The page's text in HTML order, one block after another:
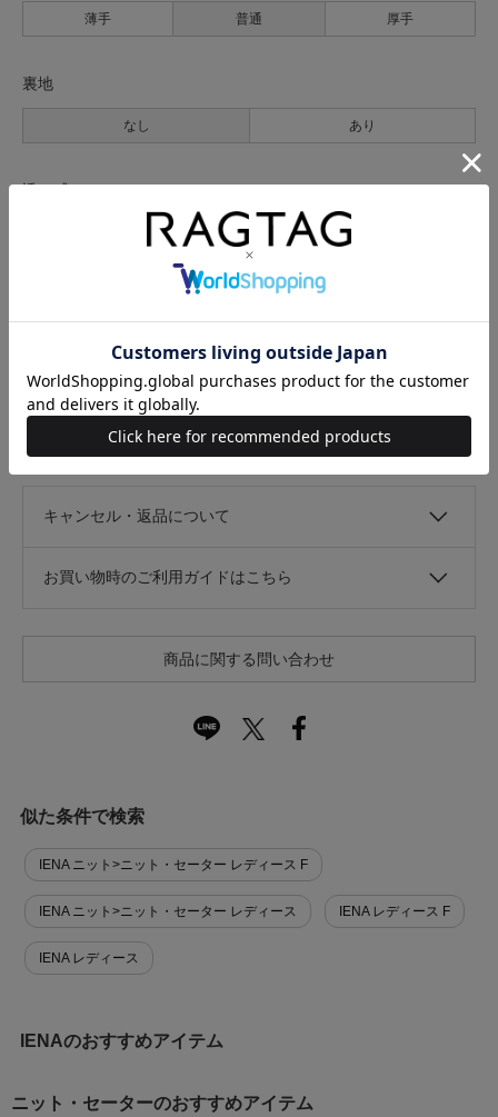
薄手 普通 厚手
裏地
なし あり
透け感
あり
光沢
なし あり
キャンセル・返品について
お買い物時のご利用ガイドはこちら
商品に関する問い合わせ
似た条件で検索
IENA ニット>ニット・セーター レディース F
IENA ニット>ニット・セーター レディース IENA レディース F
IENA レディース
IENAのおすすめアイテム
ニット・セーターのおすすめアイテム